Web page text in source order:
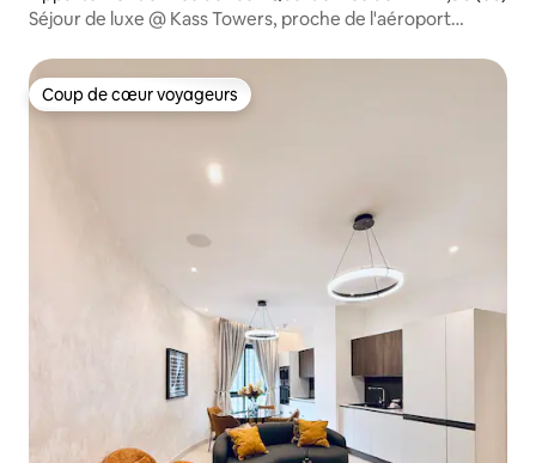
iel de l'aéroport
Séjour de luxe @ Kass Towers, proche de l'aéroport
Coup de cœur voyageurs
Coup de cœur voyageurs